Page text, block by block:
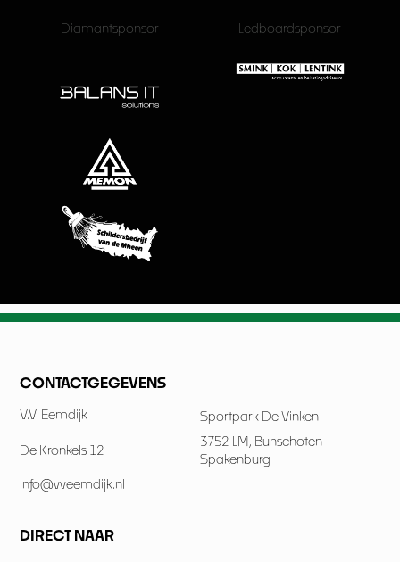
Diamantsponsor Ledboardsponsor
CONTACTGEGEVENS
V.V. Eemdijk Sportpark De Vinken
De Kronkels 12
3752 LM, Bunschoten-
Spakenburg
info@vveemdijk.nl
DIRECT NAAR